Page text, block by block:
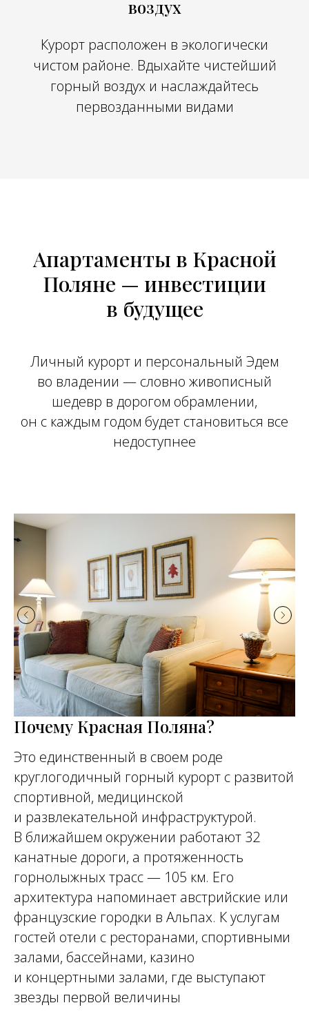
воздух
Курорт расположен в экологически
чистом районе. Вдыхайте чистейший
горный воздух и наслаждайтесь
первозданными видами
Апартаменты в Красной
Поляне — инвестиции
в будущее
Личный курорт и персональный Эдем
во владении — словно живописный
шедевр в дорогом обрамлении,
он с каждым годом будет становиться все
недоступнее
Почему Красная Поляна?
Это единственный в своем роде
круглогодичный горный курорт с развитой
спортивной, медицинской
и развлекательной инфраструктурой.
В ближайшем окружении работают 32
канатные дороги, а протяженность
горнолыжных трасс — 105 км. Его
архитектура напоминает австрийские или
французские городки в Альпах. К услугам
гостей отели с ресторанами, спортивными
залами, бассейнами, казино
и концертными залами, где выступают
звезды первой величины